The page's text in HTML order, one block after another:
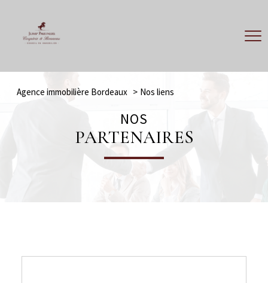
Agence immobilière Bordeaux Nos liens
NOS
PARTENAIRES